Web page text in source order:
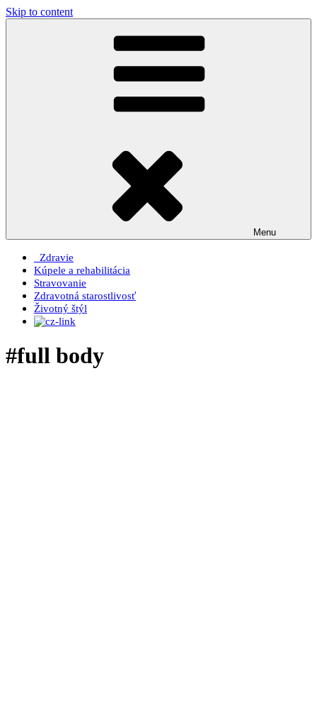
Skip to content
Menu
Zdravie
Kúpele a rehabilitácia
Stravovanie
Zdravotná starostlivosť
Životný štýl
#full body